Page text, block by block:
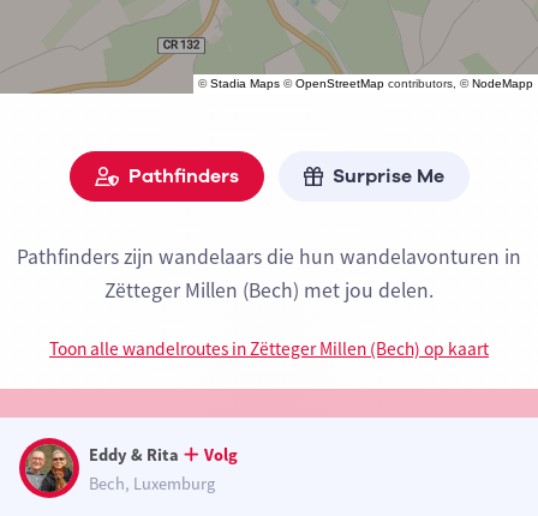
©Stadia Maps ©OpenStreetMap contributors, ©NodeMapp
Pathfinders Surprise Me
Pathfinders zijn wandelaars die hun wandelavonturen in
Zëtteger Millen (Bech) met jou delen.
Toon alle wandelroutes in Zëtteger Millen (Bech) op kaart
Eddy & Rita
Volg
Bech, Luxemburg